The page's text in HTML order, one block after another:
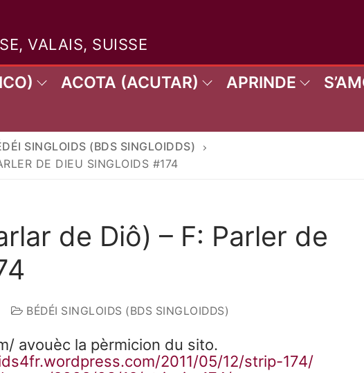
VALAIS, SUISSE
ACOTA (ACUTAR) APRINDE
SINGLOIDS (BDS SINGLOIDDS)
DE DIEU SINGLOIDS #174
de Diô) – F: Parler de
BÉDÉI SINGLOIDS (BDS SINGLOIDDS)
avouèc la pèrmicion du sito.
2011/05/12/strip-174/